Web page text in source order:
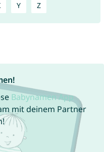
Y Z
Babynamen App
mit deinem Partner